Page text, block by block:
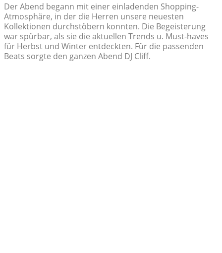
Der Abend begann mit einer einladenden Shopping-
Atmosphäre, in der die Herren unsere neuesten
Kollektionen durchstöbern konnten. Die Begeisterung
war spürbar, als sie die aktuellen Trends u. Must-haves
für Herbst und Winter entdeckten. Für die passenden
Beats sorgte den ganzen Abend DJ Cliff.